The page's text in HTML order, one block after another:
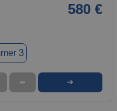
580 €
3
➦ ➜